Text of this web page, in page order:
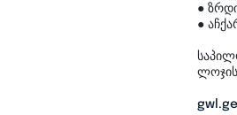
●
●
gwl.ge